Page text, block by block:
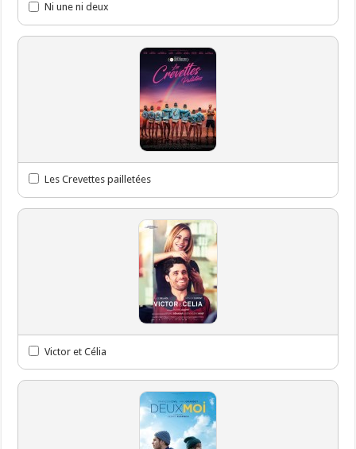
Ni une ni deux
Les Crevettes pailletées
Victor et Célia